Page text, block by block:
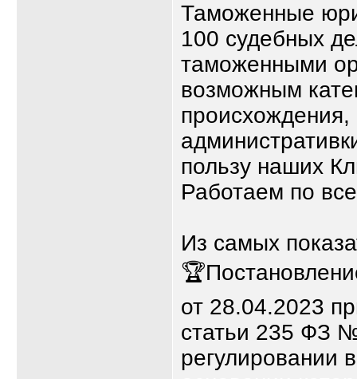
Таможенные
100 судебных
таможенными
возможным
происхождения,
пользу наших
Работаем по
Из самых
от 28.04.2023
статьи 235 ФЗ
регулировании